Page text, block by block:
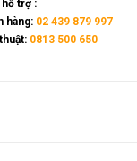
hỗ trợ :
hàng: 02 439 879 997
0813 500 650